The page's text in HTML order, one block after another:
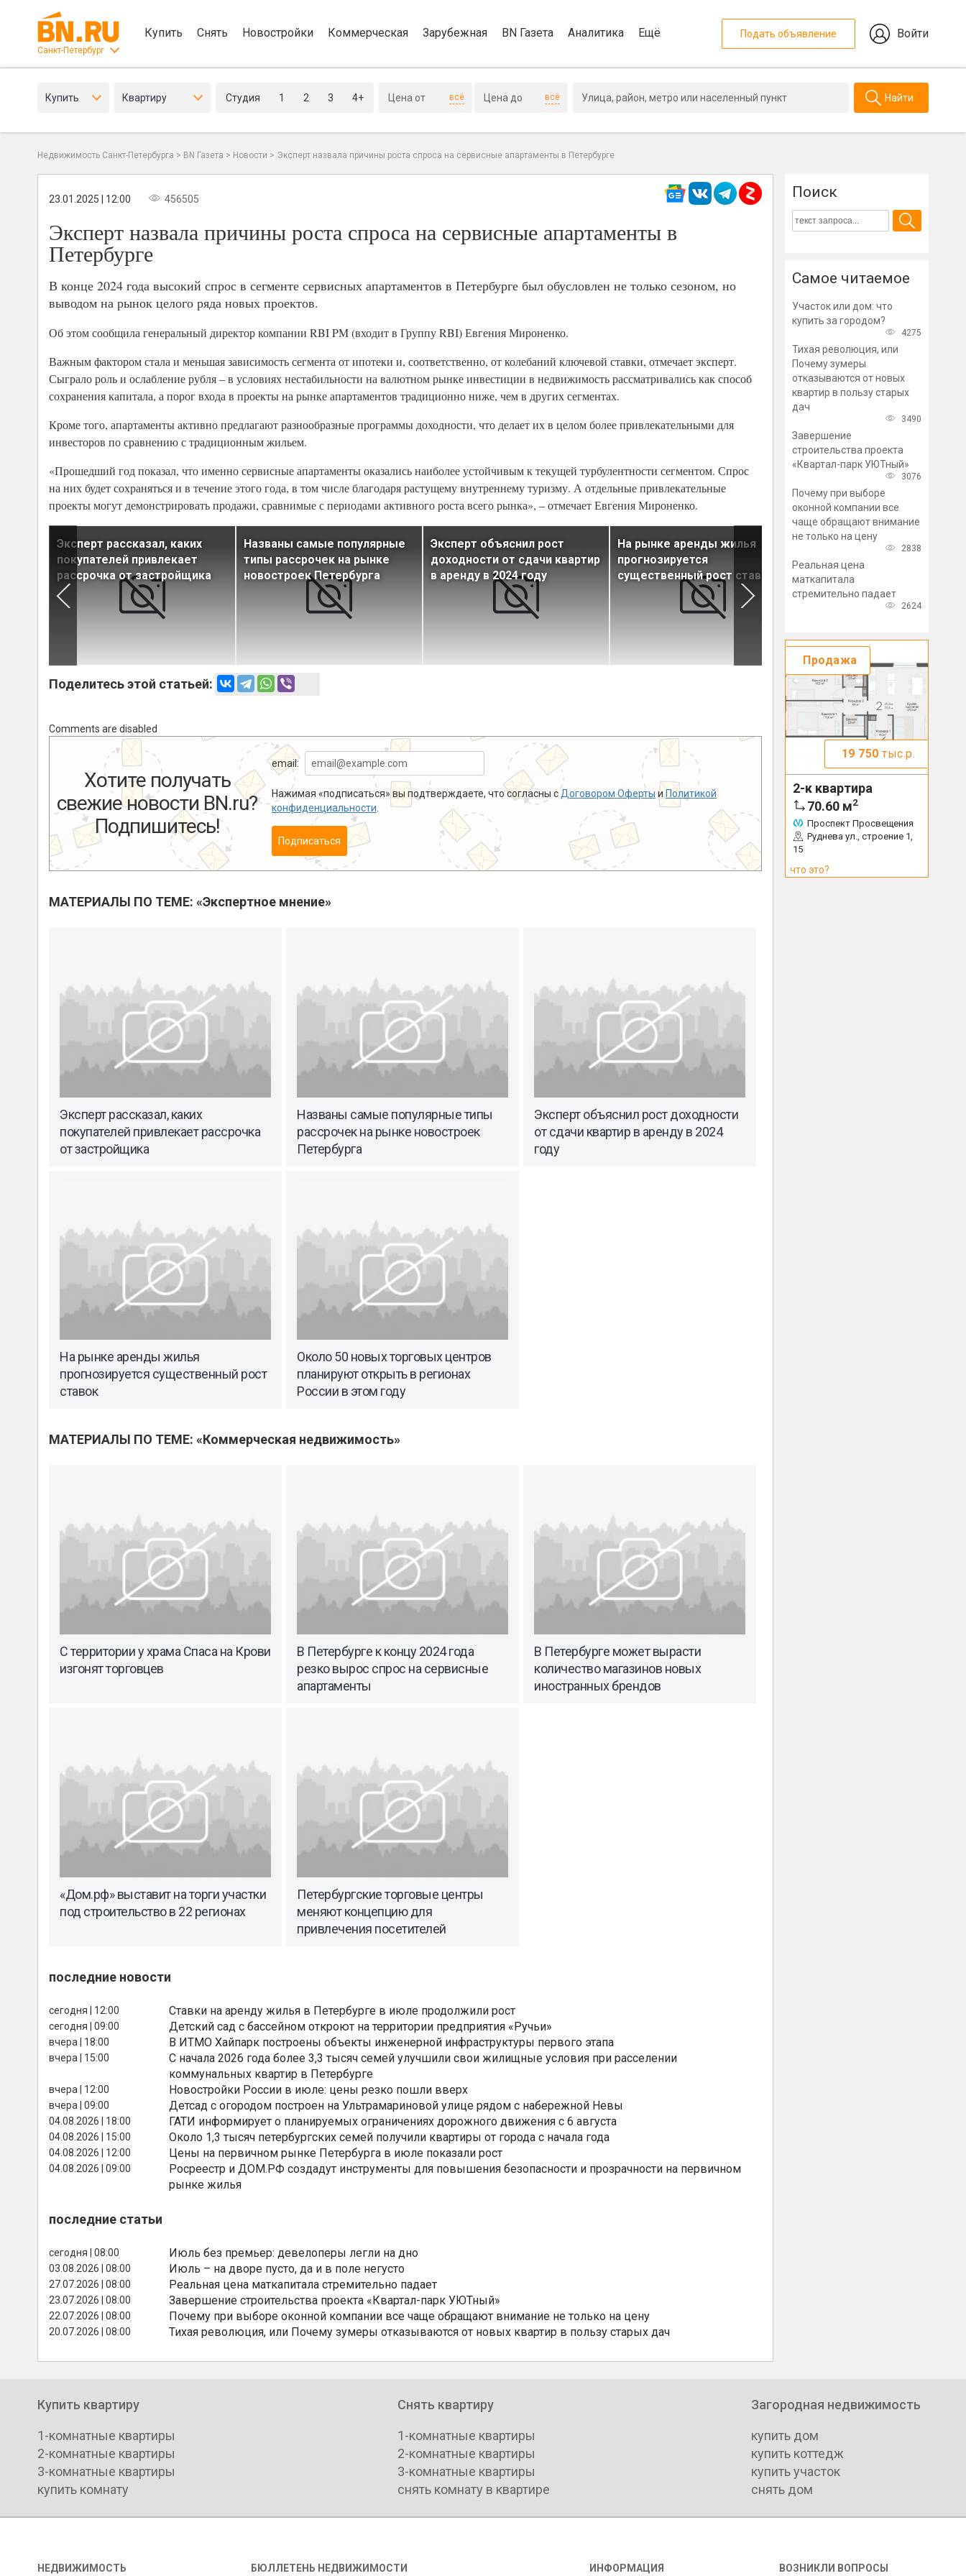
Санкт-Петербург
Купить Снять Новостройки Коммерческая Зарубежная BN Газета Аналитика Ещё Подать объявление Войти
Купить Квартиру Студия 1 2 3 4+ всё всё Найти
Недвижимость Санкт-Петербурга > BN Газета > Новости > Эксперт назвала причины роста спроса на сервисные апартаменты в Петербурге
23.01.2025 | 12:00 456505
Эксперт назвала причины роста спроса на сервисные апартаменты в
Петербурге
В конце 2024 года высокий спрос в сегменте сервисных апартаментов в Петербурге был обусловлен не только сезоном, но
выводом на рынок целого ряда новых проектов.
Об этом сообщила генеральный директор компании RBI PM (входит в Группу RBI) Евгения Мироненко.
Важным фактором стала и меньшая зависимость сегмента от ипотеки и, соответственно, от колебаний ключевой ставки, отмечает эксперт.
Сыграло роль и ослабление рубля – в условиях нестабильности на валютном рынке инвестиции в недвижимость рассматривались как способ
сохранения капитала, а порог входа в проекты на рынке апартаментов традиционно ниже, чем в других сегментах.
Кроме того, апартаменты активно предлагают разнообразные программы доходности, что делает их в целом более привлекательными для
инвесторов по сравнению с традиционным жильем.
«Прошедший год показал, что именно сервисные апартаменты оказались наиболее устойчивым к текущей турбулентности сегментом. Спрос
на них будет сохраняться и в течение этого года, в том числе благодаря растущему внутреннему туризму. А отдельные привлекательные
проекты могут демонстрировать продажи, сравнимые с периодами активного роста всего рынка», – отмечает Евгения Мироненко.
Эксперт рассказал, каких
покупателей привлекает
рассрочка от застройщика
Названы самые популярные
типы рассрочек на рынке
новостроек Петербурга
Эксперт объяснил рост
доходности от сдачи квартир
в аренду в 2024 году
На рынке аренды жилья
прогнозируется
существенный рост ставок
Около 50 новых торговых
центров планируют
регионах России в этом
Поделитесь этой статьей:
Comments are disabled
Хотите получать
свежие новости BN.ru?
Подпишитесь!
email:
Нажимая «подписаться» вы подтверждаете, что согласны с Договором Оферты и Политикой
конфиденциальности
Подписаться
МАТЕРИАЛЫ ПО ТЕМЕ: «Экспертное мнение»
Эксперт рассказал, каких
покупателей привлекает рассрочка
от застройщика
Названы самые популярные типы
рассрочек на рынке новостроек
Петербурга
Эксперт объяснил рост доходности
от сдачи квартир в аренду в 2024
году
На рынке аренды жилья
прогнозируется существенный рост
ставок
Около 50 новых торговых центров
планируют открыть в регионах
России в этом году
МАТЕРИАЛЫ ПО ТЕМЕ: «Коммерческая недвижимость»
С территории у храма Спаса на Крови
изгонят торговцев
В Петербурге к концу 2024 года
резко вырос спрос на сервисные
апартаменты
В Петербурге может вырасти
количество магазинов новых
иностранных брендов
«Дом.рф» выставит на торги участки
под строительство в 22 регионах
Петербургские торговые центры
меняют концепцию для
привлечения посетителей
последние новости
сегодня | 12:00 Ставки на аренду жилья в Петербурге в июле продолжили рост
сегодня | 09:00 Детский сад с бассейном откроют на территории предприятия «Ручьи»
вчера | 18:00 В ИТМО Хайпарк построены объекты инженерной инфраструктуры первого этапа
вчера | 15:00
С начала 2026 года более 3,3 тысяч семей улучшили свои жилищные условия при расселении
коммунальных квартир в Петербурге
вчера | 12:00 Новостройки России в июле: цены резко пошли вверх
вчера | 09:00 Детсад с огородом построен на Ультрамариновой улице рядом с набережной Невы
04.08.2026 | 18:00 ГАТИ информирует о планируемых ограничениях дорожного движения с 6 августа
04.08.2026 | 15:00 Около 1,3 тысяч петербургских семей получили квартиры от города с начала года
04.08.2026 | 12:00 Цены на первичном рынке Петербурга в июле показали рост
04.08.2026 | 09:00
Росреестр и ДОМ.РФ создадут инструменты для повышения безопасности и прозрачности на первичном
рынке жилья
последние статьи
сегодня | 08:00 Июль без премьер: девелоперы легли на дно
03.08.2026 | 08:00 Июль – на дворе пусто, да и в поле негусто
27.07.2026 | 08:00 Реальная цена маткапитала стремительно падает
23.07.2026 | 08:00 Завершение строительства проекта «Квартал-парк УЮТный»
22.07.2026 | 08:00 Почему при выборе оконной компании все чаще обращают внимание не только на цену
20.07.2026 | 08:00 Тихая революция, или Почему зумеры отказываются от новых квартир в пользу старых дач
Поиск
Самое читаемое
Участок или дом: что
купить за городом?
4275
Тихая революция, или
Почему зумеры
отказываются от новых
квартир в пользу старых
дач
3490
Завершение
строительства проекта
«Квартал-парк УЮТный»
3076
Почему при выборе
оконной компании все
чаще обращают внимание
не только на цену
2838
Реальная цена
маткапитала
стремительно падает
2624
Продажа
19 750 тыс.р.
2-к квартира
70.60 м2
Проспект Просвещения
Руднева ул., строение 1,
15
что это?
Купить квартиру
1-комнатные квартиры
2-комнатные квартиры
3-комнатные квартиры
купить комнату
Снять квартиру
1-комнатные квартиры
2-комнатные квартиры
3-комнатные квартиры
снять комнату в квартире
Загородная недвижимость
купить дом
купить коттедж
купить участок
снять дом
НЕДВИЖИМОСТЬ БЮЛЛЕТЕНЬ НЕДВИЖИМОСТИ ИНФОРМАЦИЯ ВОЗНИКЛИ ВОПРОСЫ